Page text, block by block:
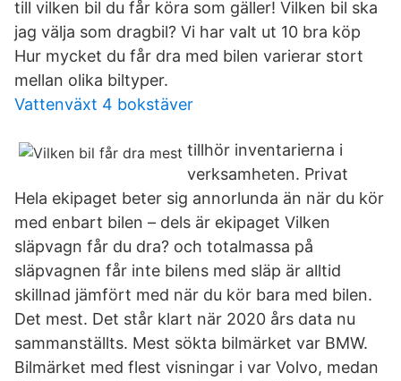
till vilken bil du får köra som gäller! Vilken bil ska
jag välja som dragbil? Vi har valt ut 10 bra köp
Hur mycket du får dra med bilen varierar stort
mellan olika biltyper.
Vattenväxt 4 bokstäver
tillhör inventarierna i
verksamheten. Privat
Hela ekipaget beter sig annorlunda än när du kör
med enbart bilen – dels är ekipaget Vilken
släpvagn får du dra? och totalmassa på
släpvagnen får inte bilens med släp är alltid
skillnad jämfört med när du kör bara med bilen.
Det mest. Det står klart när 2020 års data nu
sammanställts. Mest sökta bilmärket var BMW.
Bilmärket med flest visningar i var Volvo, medan